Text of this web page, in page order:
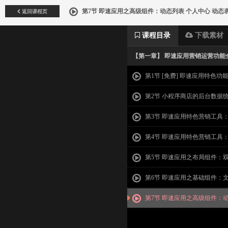
返回课程页 第7节 即速应用之高级组件：动态列表 个人中心 动
课程目录 下载素材
【第一章】 即速应用营销运营功能
第1节 [免费] 即速应用特色功
第2节 小程序商店的后台数据
机终端管理
第3节 即速应用特色营销工具
卡、优惠券、储值、集集乐
第4节 即速应用特色营销工具
秒杀、拼团、推广、大转盘
第5节 即速应用之布局组件：
自由面板 顶部导航 底部导航 分割线
第6节 即速应用之基础组件：
按钮 标题 轮播 分类 图片列表 图文
第7节 即速应用之高级组件：